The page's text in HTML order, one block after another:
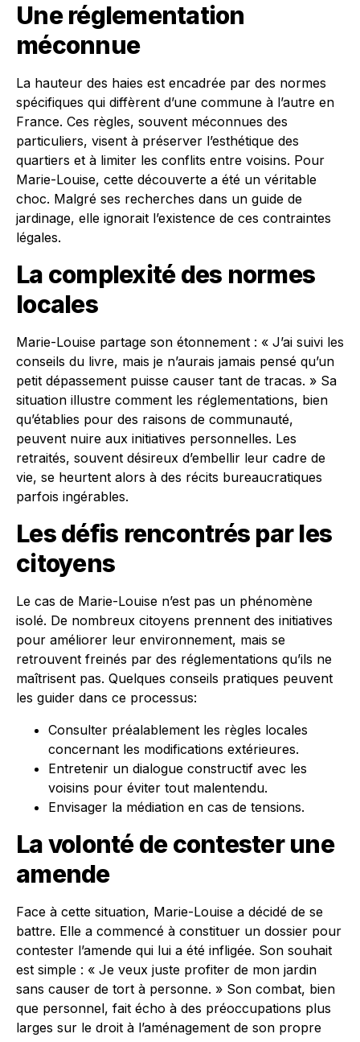
Une réglementation
méconnue
La hauteur des haies est encadrée par des normes
spécifiques qui diffèrent d’une commune à l’autre en
France. Ces règles, souvent méconnues des
particuliers, visent à préserver l’esthétique des
quartiers et à limiter les conflits entre voisins. Pour
Marie-Louise, cette découverte a été un véritable
choc. Malgré ses recherches dans un guide de
jardinage, elle ignorait l’existence de ces contraintes
légales.
La complexité des normes
locales
Marie-Louise partage son étonnement : « J’ai suivi les
conseils du livre, mais je n’aurais jamais pensé qu’un
petit dépassement puisse causer tant de tracas. » Sa
situation illustre comment les réglementations, bien
qu’établies pour des raisons de communauté,
peuvent nuire aux initiatives personnelles. Les
retraités, souvent désireux d’embellir leur cadre de
vie, se heurtent alors à des récits bureaucratiques
parfois ingérables.
Les défis rencontrés par les
citoyens
Le cas de Marie-Louise n’est pas un phénomène
isolé. De nombreux citoyens prennent des initiatives
pour améliorer leur environnement, mais se
retrouvent freinés par des réglementations qu’ils ne
maîtrisent pas. Quelques conseils pratiques peuvent
les guider dans ce processus:
Consulter préalablement les règles locales
concernant les modifications extérieures.
Entretenir un dialogue constructif avec les
voisins pour éviter tout malentendu.
Envisager la médiation en cas de tensions.
La volonté de contester une
amende
Face à cette situation, Marie-Louise a décidé de se
battre. Elle a commencé à constituer un dossier pour
contester l’amende qui lui a été infligée. Son souhait
est simple : « Je veux juste profiter de mon jardin
sans causer de tort à personne. » Son combat, bien
que personnel, fait écho à des préoccupations plus
larges sur le droit à l’aménagement de son propre